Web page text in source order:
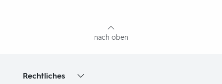
nach oben
Rechtliches